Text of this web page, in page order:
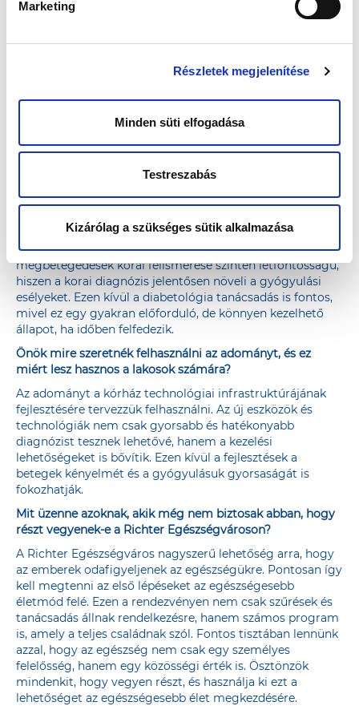
Marketing
Részletek megjelenítése
Minden süti elfogadása
Testreszabás
Kizárólag a szükséges sütik alkalmazása
a megfelelő tájékoztatással, az ingyenes vagy alacsony
kialakításával sokat tehetünk ezért. Fontos, hogy az
szűrővizsgálatok milyen betegségek megelőzésében
fontosak saját egészségük megőrzésében.
Kőbányán is számos különböző ingyenes szűrésen
vehetnek majd részt az érdeklődők. Ön ezek közül mely
azzal, hogy az ingyenes szűrési lehetőségek rendkívül
érrendszeri szűrést, mivel ezek a betegségek vezető
halálokok közé tartoznak Magyarországon. A daganatos
megbetegedések korai felismerése szintén létfontosságú,
hiszen a korai diagnózis jelentősen növeli a gyógyulási
esélyeket. Ezen kívül a diabetológia tanácsadás is fontos,
mivel ez egy gyakran előforduló, de könnyen kezelhető
állapot, ha időben felfedezik.
Önök mire szeretnék felhasználni az adományt, és ez
miért lesz hasznos a lakosok számára?
Az adományt a kórház technológiai infrastruktúrájának
fejlesztésére tervezzük felhasználni. Az új eszközök és
technológiák nem csak gyorsabb és hatékonyabb
diagnózist tesznek lehetővé, hanem a kezelési
lehetőségeket is bővítik. Ezen kívül a fejlesztések a
betegek kényelmét és a gyógyulásuk gyorsaságát is
fokozhatják.
Mit üzenne azoknak, akik még nem biztosak abban, hogy
részt vegyenek-e a Richter Egészségvároson?
A Richter Egészségváros nagyszerű lehetőség arra, hogy
az emberek odafigyeljenek az egészségükre. Pontosan így
kell megtenni az első lépéseket az egészségesebb
életmód felé. Ezen a rendezvényen nem csak szűrések és
tanácsadás állnak rendelkezésre, hanem számos program
is, amely a teljes családnak szól. Fontos tisztában lennünk
azzal, hogy az egészség nem csak egy személyes
felelősség, hanem egy közösségi érték is. Ösztönzök
mindenkit, hogy vegyen részt, és használja ki ezt a
lehetőséget az egészségesebb élet megkezdésére.